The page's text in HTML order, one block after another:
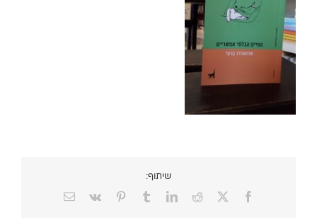
שיתוף:
Facebook
X
Reddit
LinkedIn
Tumblr
Pinterest
Vk
Email